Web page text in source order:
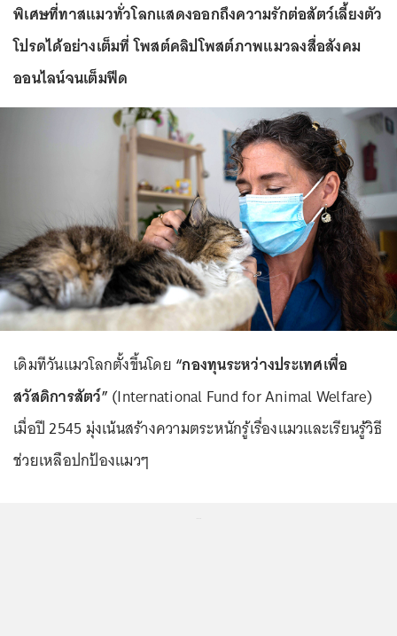
พิเศษที่ทาสแมวทั่วโลกแสดงออกถึงความรักต่อสัตว์เลี้ยงตัว
โปรดได้อย่างเต็มที่ โพสต์คลิปโพสต์ภาพแมวลงสื่อสังคม
ออนไลน์จนเต็มฟีด
เดิมทีวันแมวโลกตั้งขึ้นโดย “กองทุนระหว่างประเทศเพื่อ
สวัสดิการสัตว์” (International Fund for Animal Welfare)
เมื่อปี 2545 มุ่งเน้นสร้างความตระหนักรู้เรื่องแมวและเรียนรู้วิธี
ช่วยเหลือปกป้องแมวๆ